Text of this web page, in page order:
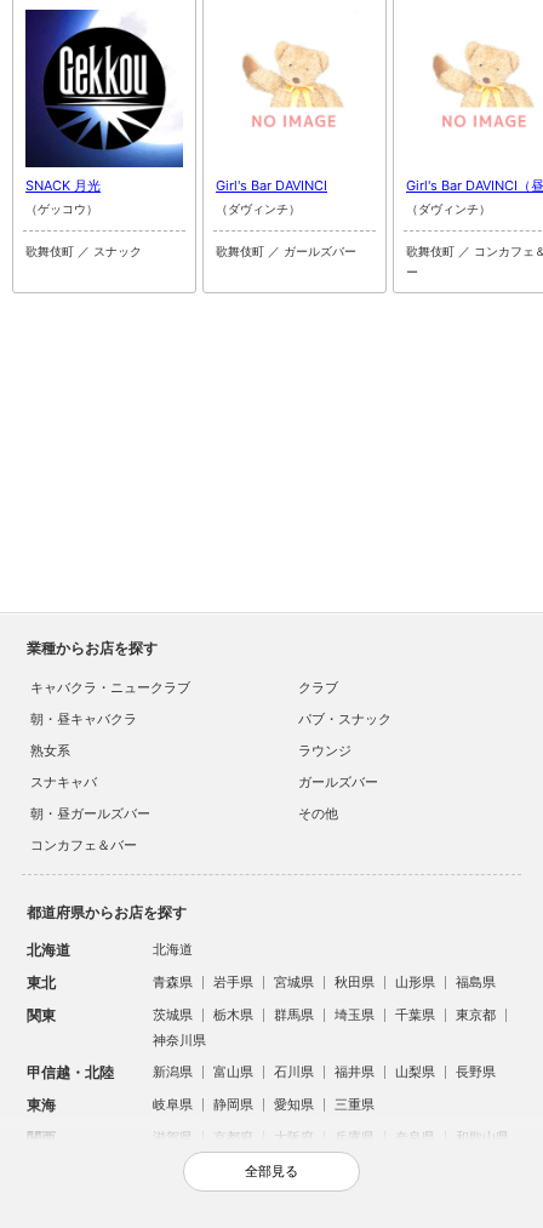
SNACK 月光
（ゲッコウ）
歌舞伎町 ／ スナック
Girl's Bar DAVINCI
（ダヴィンチ）
歌舞伎町 ／ ガールズバー
Girl's Bar DAVINCI（
（ダヴィンチ）
歌舞伎町 ／ コンカフェ
ー
業種からお店を探す
キャバクラ・ニュークラブ
クラブ
朝・昼キャバクラ
パブ・スナック
熟女系
ラウンジ
スナキャバ
ガールズバー
朝・昼ガールズバー
その他
コンカフェ＆バー
都道府県からお店を探す
北海道 北海道
東北 青森県 岩手県 宮城県 秋田県 山形県 福島県
関東 茨城県 栃木県 群馬県 埼玉県 千葉県
東京都
神奈川県
甲信越・北陸 新潟県 富山県 石川県 福井県 山梨県 長野県
東海 岐阜県 静岡県 愛知県 三重県
関西 滋賀県 京都府 大阪府 兵庫県 奈良県 和歌山県
鳥取県 島根県 岡山県 広島県
全部見る